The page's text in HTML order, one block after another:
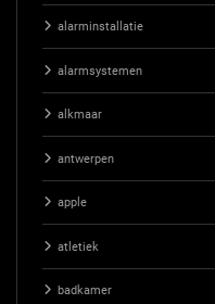
alarminstallatie
alarmsystemen
alkmaar
antwerpen
apple
atletiek
badkamer